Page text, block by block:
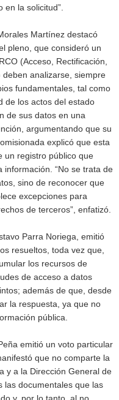
la solicitud”.
Martínez destacó
pleno, que consideró un
(Acceso, Rectificación,
analizarse, siempre
fundamentales, tal como
de los actos del estado
de sus datos en una
argumentando que su
explicó que esta
un registro público que
“No se trata de
sino de reconocer que
excepciones para
de terceros”, enfatizó.
Parra Noriega, emitió
resueltos, toda vez que,
los recursos de
de acceso a datos
además de que, desde
la respuesta, ya que no
pública.
emitió un voto particular
que no comparte la
y a la Dirección General de
las documentales que las